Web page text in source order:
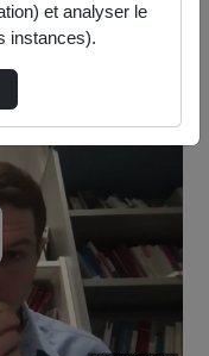
et analyser le
instances).